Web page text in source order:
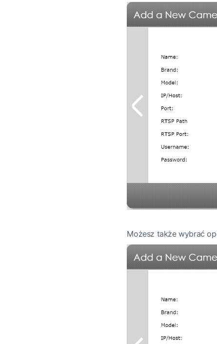
Możesz także wybrać